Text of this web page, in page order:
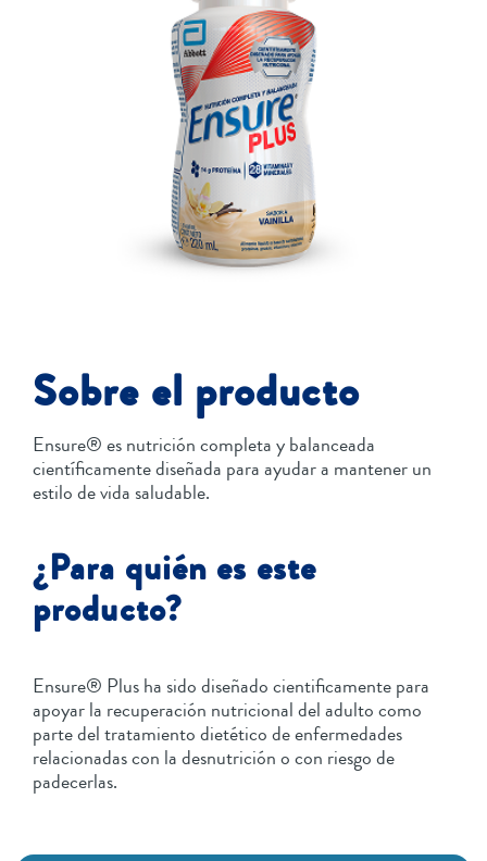
Sobre el producto
Ensure® es nutrición completa y balanceada
científicamente diseñada para ayudar a mantener un
estilo de vida saludable.
¿Para quién es este
producto?
Ensure® Plus ha sido diseñado cientificamente para
apoyar la recuperación nutricional del adulto como
parte del tratamiento dietético de enfermedades
relacionadas con la desnutrición o con riesgo de
padecerlas.